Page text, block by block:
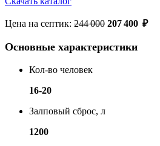
Цена на септик: 244 000 207 400 ₽
Основные характеристики
Кол-во человек
16-20
Залповый сброс, л
1200